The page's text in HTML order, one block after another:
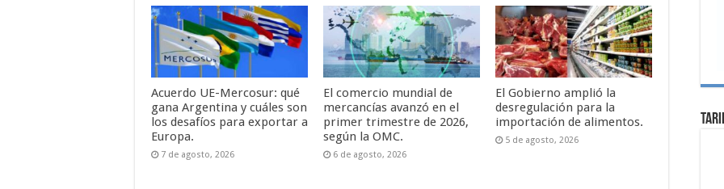
Acuerdo UE-Mercosur: qué
gana Argentina y cuáles son
los desafíos para exportar a
Europa.
7 de agosto, 2026
El comercio mundial de
mercancías avanzó en el
primer trimestre de 2026,
según la OMC.
6 de agosto, 2026
El Gobierno amplió la
desregulación para la
importación de alimentos.
5 de agosto, 2026